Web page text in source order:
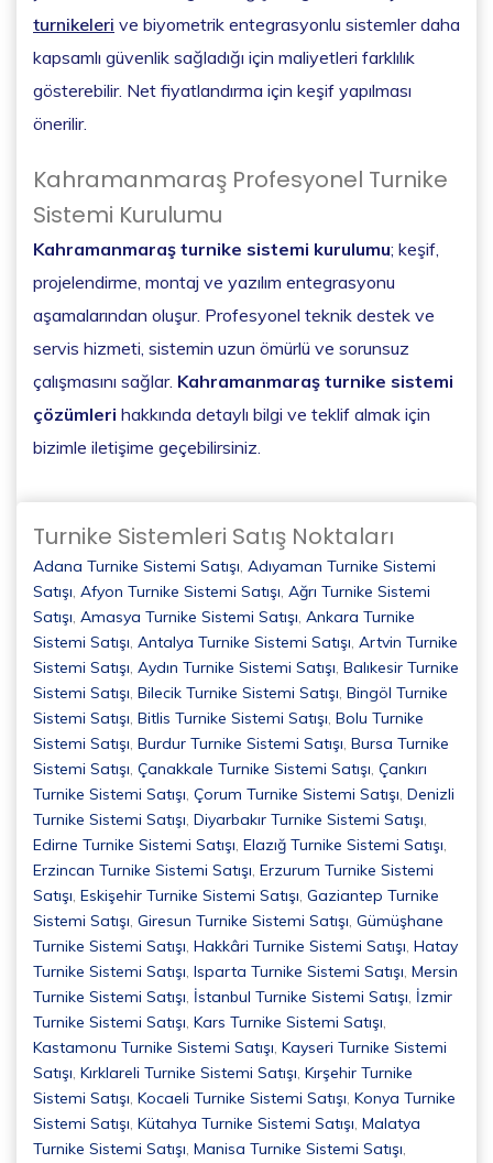
turnikeleri ve biyometrik entegrasyonlu sistemler daha
kapsamlı güvenlik sağladığı için maliyetleri farklılık
gösterebilir. Net fiyatlandırma için keşif yapılması
önerilir.
Kahramanmaraş Profesyonel Turnike
Sistemi Kurulumu
Kahramanmaraş turnike sistemi kurulumu; keşif,
projelendirme, montaj ve yazılım entegrasyonu
aşamalarından oluşur. Profesyonel teknik destek ve
servis hizmeti, sistemin uzun ömürlü ve sorunsuz
çalışmasını sağlar. Kahramanmaraş turnike sistemi
çözümleri hakkında detaylı bilgi ve teklif almak için
bizimle iletişime geçebilirsiniz.
Turnike Sistemleri Satış Noktaları
Adana Turnike Sistemi Satışı, Adıyaman Turnike Sistemi
Satışı, Afyon Turnike Sistemi Satışı, Ağrı Turnike Sistemi
Satışı, Amasya Turnike Sistemi Satışı, Ankara Turnike
Sistemi Satışı, Antalya Turnike Sistemi Satışı, Artvin Turnike
Sistemi Satışı, Aydın Turnike Sistemi Satışı, Balıkesir Turnike
Sistemi Satışı, Bilecik Turnike Sistemi Satışı, Bingöl Turnike
Sistemi Satışı, Bitlis Turnike Sistemi Satışı, Bolu Turnike
Sistemi Satışı, Burdur Turnike Sistemi Satışı, Bursa Turnike
Sistemi Satışı, Çanakkale Turnike Sistemi Satışı, Çankırı
Turnike Sistemi Satışı, Çorum Turnike Sistemi Satışı, Denizli
Turnike Sistemi Satışı, Diyarbakır Turnike Sistemi Satışı,
Edirne Turnike Sistemi Satışı, Elazığ Turnike Sistemi Satışı,
Erzincan Turnike Sistemi Satışı, Erzurum Turnike Sistemi
Satışı, Eskişehir Turnike Sistemi Satışı, Gaziantep Turnike
Sistemi Satışı, Giresun Turnike Sistemi Satışı, Gümüşhane
Turnike Sistemi Satışı, Hakkâri Turnike Sistemi Satışı, Hatay
Turnike Sistemi Satışı, Isparta Turnike Sistemi Satışı, Mersin
Turnike Sistemi Satışı, İstanbul Turnike Sistemi Satışı, İzmir
Turnike Sistemi Satışı, Kars Turnike Sistemi Satışı,
Kastamonu Turnike Sistemi Satışı, Kayseri Turnike Sistemi
Satışı, Kırklareli Turnike Sistemi Satışı, Kırşehir Turnike
Sistemi Satışı, Kocaeli Turnike Sistemi Satışı, Konya Turnike
Sistemi Satışı, Kütahya Turnike Sistemi Satışı, Malatya
Turnike Sistemi Satışı, Manisa Turnike Sistemi Satışı,